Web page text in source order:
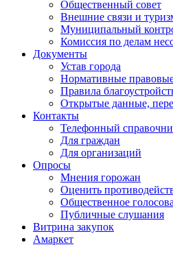
Общественный совет
Внешние связи и
Муниципальный
Комиссия по делам
Документы
Устав города
Нормативные
Правила
Открытые данные,
Контакты
Телефонный
Для граждан
Для организаций
Опросы
Мнения горожан
Оценить
Общественное
Публичные слушания
Витрина закупок
Амаркет